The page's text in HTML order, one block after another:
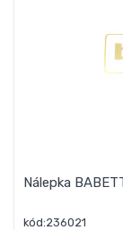
Nálepka
kód:236021